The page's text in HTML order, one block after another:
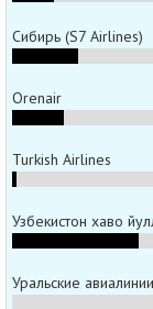
Сибирь (S7 Airlines)
Orenair
Turkish Airlines
Узбекистон хаво
Уральские авиалинии